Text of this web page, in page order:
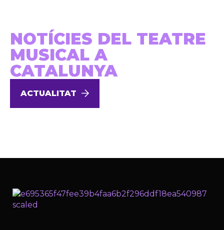
NOTÍCIES DEL TEATRE
MUSICAL A
CATALUNYA
ACTUALITAT